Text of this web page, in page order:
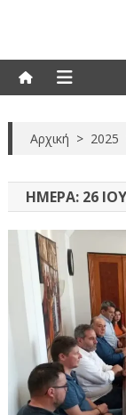
Αρχική > 2025
ΗΜΈΡΑ: 26